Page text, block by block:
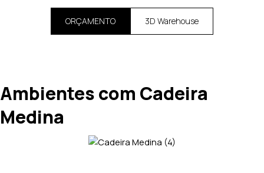
ORÇAMENTO 3D Warehouse
Ambientes com Cadeira
Medina